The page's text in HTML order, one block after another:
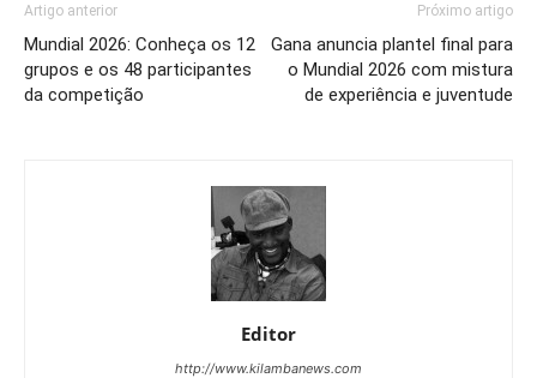
Artigo anterior
Mundial 2026: Conheça os 12
grupos e os 48 participantes
da competição
Próximo artigo
Gana anuncia plantel final para
o Mundial 2026 com mistura
de experiência e juventude
Editor
http://www.kilambanews.com